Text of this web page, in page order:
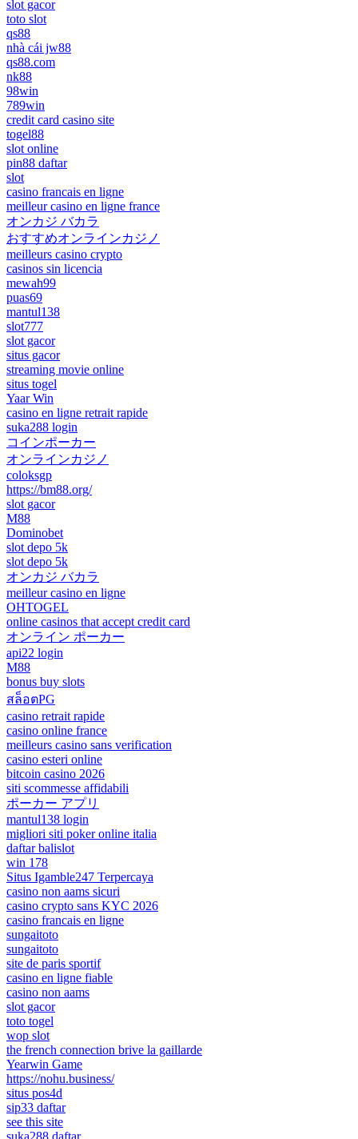
slot gacor
toto slot
qs88
nhà cái jw88
qs88.com
nk88
98win
789win
credit card casino site
togel88
slot online
pin88 daftar
slot
casino francais en ligne
meilleur casino en ligne france
オンカジ バカラ
おすすめオンラインカジノ
meilleurs casino crypto
casinos sin licencia
mewah99
puas69
mantul138
slot777
slot gacor
situs gacor
streaming movie online
situs togel
Yaar Win
casino en ligne retrait rapide
suka288 login
コインポーカー
オンラインカジノ
coloksgp
https://bm88.org/
slot gacor
M88
Dominobet
slot depo 5k
slot depo 5k
オンカジ バカラ
meilleur casino en ligne
OHTOGEL
online casinos that accept credit card
オンライン ポーカー
api22 login
M88
bonus buy slots
สล็อตPG
casino retrait rapide
casino online france
meilleurs casino sans verification
casino esteri online
bitcoin casino 2026
siti scommesse affidabili
ポーカー アプリ
mantul138 login
migliori siti poker online italia
daftar balislot
win 178
Situs Igamble247 Terpercaya
casino non aams sicuri
casino crypto sans KYC 2026
casino francais en ligne
sungaitoto
sungaitoto
site de paris sportif
casino en ligne fiable
casino non aams
slot gacor
toto togel
wop slot
the french connection brive la gaillarde
Yearwin Game
https://nohu.business/
situs pos4d
sip33 daftar
see this site
suka288 daftar